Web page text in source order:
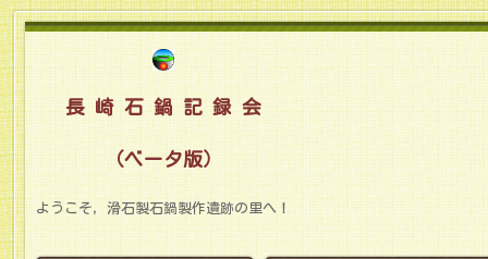
長 崎 石 鍋 記 録 会
（ベータ版）
ようこそ，滑石製石鍋製作遺跡の里へ！